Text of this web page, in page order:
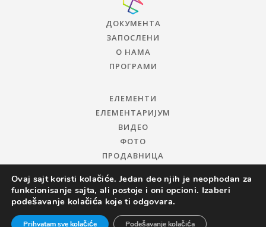
ДОКУМЕНТА
ЗАПОСЛЕНИ
О НАМА
ПРОГРАМИ
ЕЛЕМЕНТИ
ЕЛЕМЕНТАРИЈУМ
ВИДЕО
ФОТО
ПРОДАВНИЦА
Ovaj sajt koristi kolačiće. Jedan deo njih je neophodan za
funkcionisanje sajta, ali postoje i oni opcioni. Izaberi
podešavanje kolačića koje ti odgovara.
Prihvatam sve kolačiće Podešavanje kolačića